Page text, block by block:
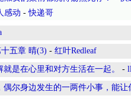
感动 -快递哥
五章 晴(3) - 红叶Redleaf
是在心里和对方生活在一起。 -
尔身边发生的一两件小事，能让